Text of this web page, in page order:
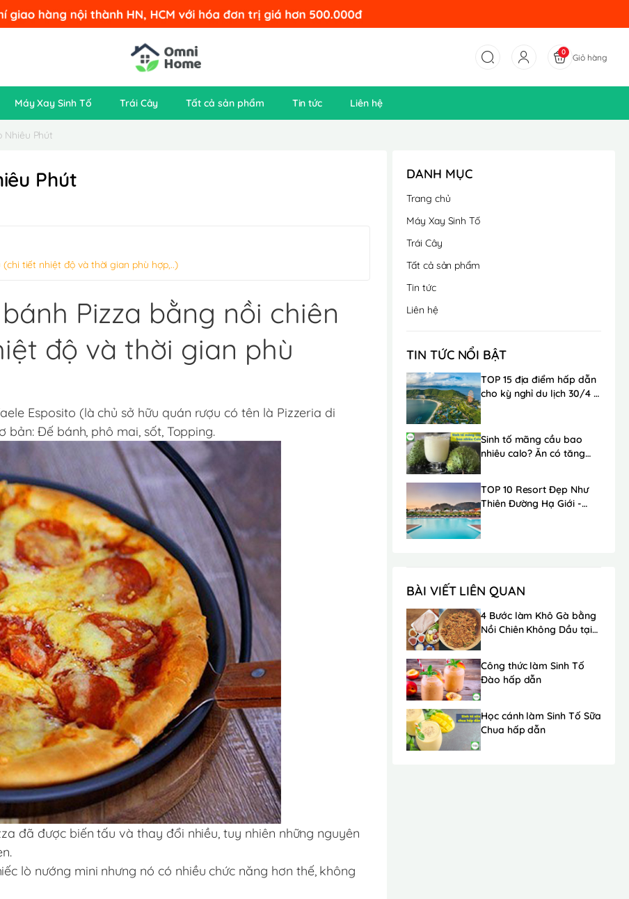
0
Giỏ hàng
Máy Xay Sinh Tố Trái Cây Tất cả sản phẩm Tin tức Liên hệ
Nhiêu Phút
Phút
tiết nhiệt độ và thời gian phù hợp,..)
Pizza bằng nồi chiên
độ và thời gian phù
Esposito (là chủ sở hữu quán rượu có tên là Pizzeria di
bản: Đế bánh, phô mai, sốt, Topping.
đã được biến tấu và thay đổi nhiều, tuy nhiên những nguyên
lò nướng mini nhưng nó có nhiều chức năng hơn thế, không
DANH MỤC
Trang chủ
Máy Xay Sinh Tố
Trái Cây
Tất cả sản phẩm
Tin tức
Liên hệ
TIN TỨC NỔI BẬT
TOP 15 địa điểm hấp dẫn
cho kỳ nghỉ du lịch 30/4 -
Sinh tố mãng cầu bao
nhiêu calo? Ăn có tăng
TOP 10 Resort Đẹp Như
Thiên Đường Hạ Giới -
BÀI VIẾT LIÊN QUAN
4 Bước làm Khô Gà bằng
Nồi Chiên Không Dầu tại
Công thức làm Sinh Tố
Đào hấp dẫn
Học cánh làm Sinh Tố Sữa
Chua hấp dẫn